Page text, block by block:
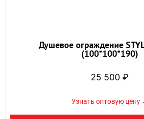
Душевое ограждение
(100*100*190)
25 500 ₽
Узнать оптовую цену